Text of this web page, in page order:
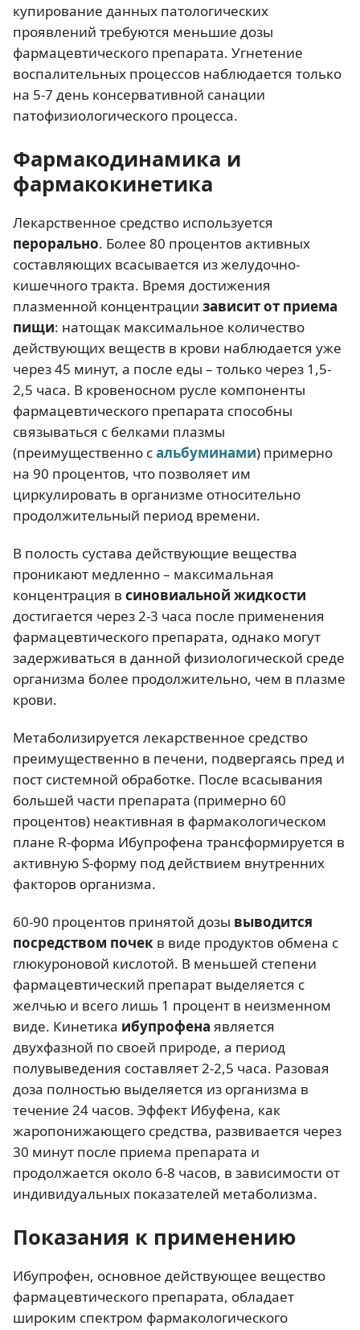
купирование данных патологических
проявлений требуются меньшие дозы
фармацевтического препарата. Угнетение
воспалительных процессов наблюдается только
на 5-7 день консервативной санации
патофизиологического процесса.
Фармакодинамика и
фармакокинетика
Лекарственное средство используется
перорально. Более 80 процентов активных
составляющих всасывается из желудочно-
кишечного тракта. Время достижения
плазменной концентрации зависит от приема
пищи: натощак максимальное количество
действующих веществ в крови наблюдается уже
через 45 минут, а после еды – только через 1,5-
2,5 часа. В кровеносном русле компоненты
фармацевтического препарата способны
связываться с белками плазмы
(преимущественно сальбуминами) примерно
на 90 процентов, что позволяет им
циркулировать в организме относительно
продолжительный период времени.
В полость сустава действующие вещества
проникают медленно – максимальная
концентрация в синовиальной жидкости
достигается через 2-3 часа после применения
фармацевтического препарата, однако могут
задерживаться в данной физиологической среде
организма более продолжительно, чем в плазме
крови.
Метаболизируется лекарственное средство
преимущественно в печени, подвергаясь пред и
пост системной обработке. После всасывания
большей части препарата (примерно 60
процентов) неактивная в фармакологическом
плане R-форма Ибупрофена трансформируется в
активную S-форму под действием внутренних
факторов организма.
60-90 процентов принятой дозы выводится
посредством почек в виде продуктов обмена с
глюкуроновой кислотой. В меньшей степени
фармацевтический препарат выделяется с
желчью и всего лишь 1 процент в неизменном
виде. Кинетика ибупрофена является
двухфазной по своей природе, а период
полувыведения составляет 2-2,5 часа. Разовая
доза полностью выделяется из организма в
течение 24 часов. Эффект Ибуфена, как
жаропонижающего средства, развивается через
30 минут после приема препарата и
продолжается около 6-8 часов, в зависимости от
индивидуальных показателей метаболизма.
Показания к применению
Ибупрофен, основное действующее вещество
фармацевтического препарата, обладает
широким спектром фармакологического